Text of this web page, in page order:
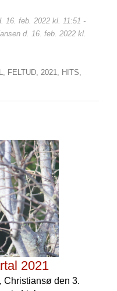
16. feb. 2022 kl. 11:51 -
d. 16. feb. 2022 kl.
FELTUD, 2021, HITS,
2021
Christiansø den 3.